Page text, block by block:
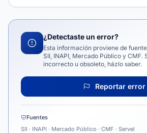
¿Detectaste un error?
Esta información proviene de
SII, INAPI, Mercado Público y CMF.
incorrecto u obsoleto, házlo saber.
Reportar error
Fuentes
SII · INAPI · Mercado Público · CMF · Servel